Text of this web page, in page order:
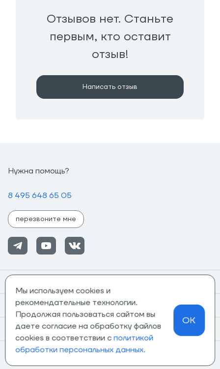
Отзывов нет. Станьте
первым, кто оставит
отзыв!
Написать отзыв
Нужна помощь?
8 495 648 65 05
перезвоните мне
Информация
О компании
Магазины
Мы используем cookies и
рекомендательные технологии.
Продолжая пользоваться сайтом вы
даете согласие на обработку файлов
cookies в соответствии с политикой
обработки персональных данных.
OK